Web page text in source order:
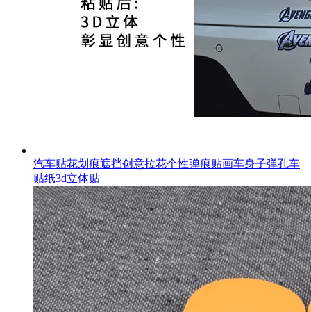
汽车贴花划痕遮挡创意拉花个性弹痕贴画车身子弹孔车
贴纸3d立体贴